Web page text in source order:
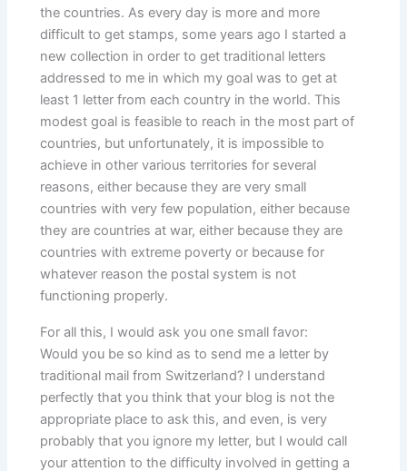
the countries. As every day is more and more
difficult to get stamps, some years ago I started a
new collection in order to get traditional letters
addressed to me in which my goal was to get at
least 1 letter from each country in the world. This
modest goal is feasible to reach in the most part of
countries, but unfortunately, it is impossible to
achieve in other various territories for several
reasons, either because they are very small
countries with very few population, either because
they are countries at war, either because they are
countries with extreme poverty or because for
whatever reason the postal system is not
functioning properly.
For all this, I would ask you one small favor:
Would you be so kind as to send me a letter by
traditional mail from Switzerland? I understand
perfectly that you think that your blog is not the
appropriate place to ask this, and even, is very
probably that you ignore my letter, but I would call
your attention to the difficulty involved in getting a